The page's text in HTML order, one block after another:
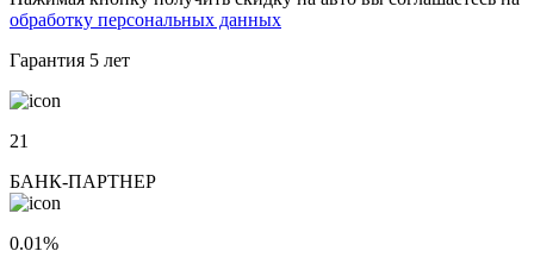
обработку персональных данных
Гарантия 5 лет
21
БАНК-ПАРТНЕР
0.01%